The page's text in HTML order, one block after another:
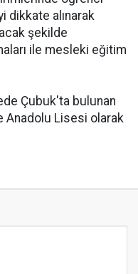
dikkate alınarak
şekilde
ile mesleki eğitim
Çubuk'ta bulunan
Anadolu Lisesi olarak